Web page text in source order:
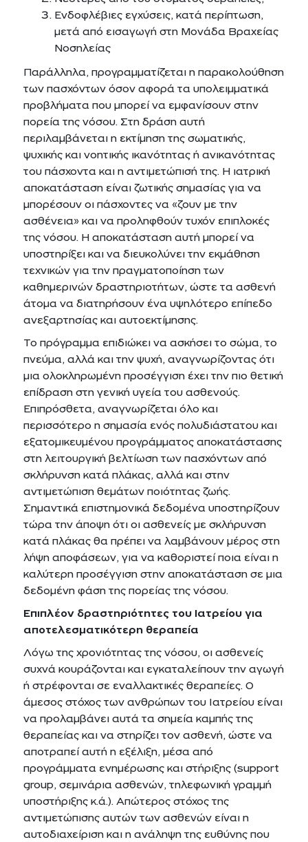
Ενδοφλέβιες εγχύσεις, κατά περίπτωση,
μετά από εισαγωγή στη Μονάδα Βραχείας
Νοσηλείας
Παράλληλα, προγραμματίζεται η παρακολούθηση
των πασχόντων όσον αφορά τα υπολειμματικά
προβλήματα που μπορεί να εμφανίσουν στην
πορεία της νόσου. Στη δράση αυτή
περιλαμβάνεται η εκτίμηση της σωματικής,
ψυχικής και νοητικής ικανότητας ή ανικανότητας
του πάσχοντα και η αντιμετώπισή της. Η ιατρική
αποκατάσταση είναι ζωτικής σημασίας για να
μπορέσουν οι πάσχοντες να «ζουν με την
ασθένεια» και να προληφθούν τυχόν επιπλοκές
της νόσου. Η αποκατάσταση αυτή μπορεί να
υποστηρίξει και να διευκολύνει την εκμάθηση
τεχνικών για την πραγματοποίηση των
καθημερινών δραστηριοτήτων, ώστε τα ασθενή
άτομα να διατηρήσουν ένα υψηλότερο επίπεδο
ανεξαρτησίας και αυτοεκτίμησης.
Το πρόγραμμα επιδιώκει να ασκήσει το σώμα, το
πνεύμα, αλλά και την ψυχή, αναγνωρίζοντας ότι
μια ολοκληρωμένη προσέγγιση έχει την πιο θετική
επίδραση στη γενική υγεία του ασθενούς.
Επιπρόσθετα, αναγνωρίζεται όλο και
περισσότερο η σημασία ενός πολυδιάστατου και
εξατομικευμένου προγράμματος αποκατάστασης
στη λειτουργική βελτίωση των πασχόντων από
σκλήρυνση κατά πλάκας, αλλά και στην
αντιμετώπιση θεμάτων ποιότητας ζωής.
Σημαντικά επιστημονικά δεδομένα υποστηρίζουν
τώρα την άποψη ότι οι ασθενείς με σκλήρυνση
κατά πλάκας θα πρέπει να λαμβάνουν μέρος στη
λήψη αποφάσεων, για να καθοριστεί ποια είναι η
καλύτερη προσέγγιση στην αποκατάσταση σε μια
δεδομένη φάση της πορείας της νόσου.
Eπιπλέον δραστηριότητες του Ιατρείου για
αποτελεσματικότερη θεραπεία
Λόγω της χρονιότητας της νόσου, οι ασθενείς
συχνά κουράζονται και εγκαταλείπουν την αγωγή
ή στρέφονται σε εναλλακτικές θεραπείες. Ο
άμεσος στόχος των ανθρώπων του Ιατρείου είναι
να προλαμβάνει αυτά τα σημεία καμπής της
θεραπείας και να στηρίζει τον ασθενή, ώστε να
αποτραπεί αυτή η εξέλιξη, μέσα από
προγράμματα ενημέρωσης και στήριξης (support
group, σεμινάρια ασθενών, τηλεφωνική γραμμή
υποστήριξης κ.ά.). Απώτερος στόχος της
αντιμετώπισης αυτών των ασθενών είναι η
αυτοδιαχείριση και η ανάληψη της ευθύνης που